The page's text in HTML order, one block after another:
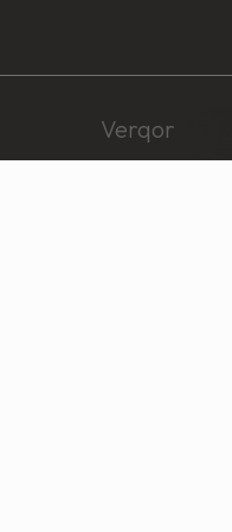
Verqor